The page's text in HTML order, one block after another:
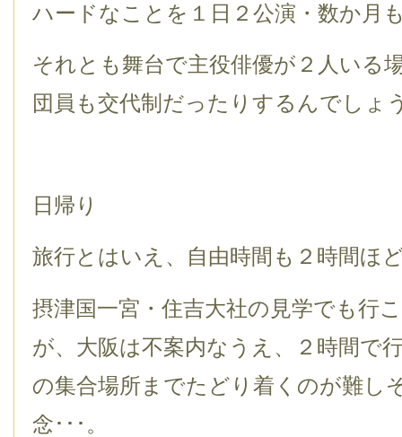
ハードなことを１日２公演・数か月
それとも舞台で主役俳優が２人いる
団員も交代制だったりするんでしょ
日帰り
旅行とはいえ、自由時間も２時間ほ
摂津国一宮・住吉大社の見学でも行
が、大阪は不案内なうえ、２時間で
の集合場所までたどり着くのが難し
念･･･。